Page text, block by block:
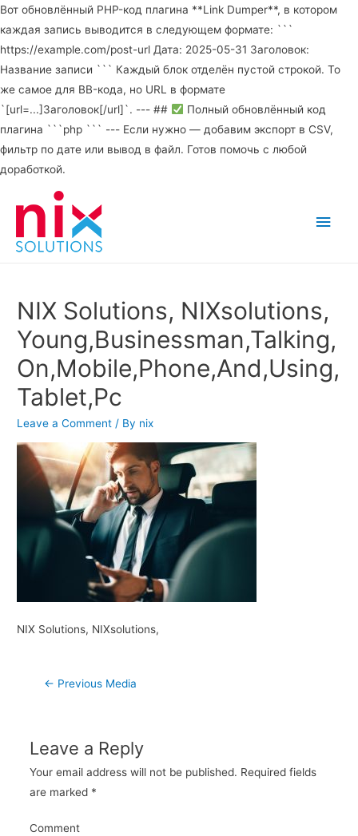
Вот обновлённый PHP-код плагина **Link Dumper**, в котором
каждая запись выводится в следующем формате: ```
https://example.com/post-url Дата: 2025-05-31 Заголовок:
Название записи ``` Каждый блок отделён пустой строкой. То
же самое для BB-кода, но URL в формате
`[url=...]Заголовок[/url]`. --- ##
Полный обновлённый код
плагина ```php ``` --- Если нужно — добавим экспорт в CSV,
фильтр по дате или вывод в файл. Готов помочь с любой
доработкой.
Main
NIX Solutions, NIXsolutions,
Young,Businessman,Talking,
On,Mobile,Phone,And,Using,
Tablet,Pc
Leave a Comment / By nix
NIX Solutions, NIXsolutions,
Post
← Previous Media
Leave a Reply
Your email address will not be published. Required fields
are marked *
Comment